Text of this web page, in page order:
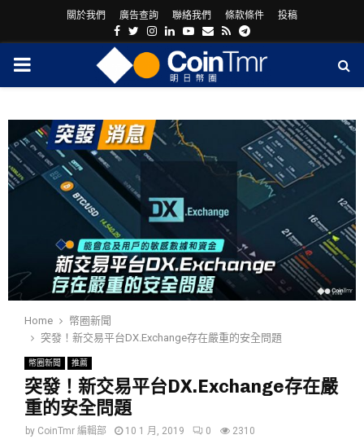
關於我們 廣告查詢 聯絡我們 條款條件 投稿
Facebook
Twitter
Instagram
LinkedinYoutube
Email
RssTelegram
PRIMARY
Home
幣圈新聞
突發！新交易平台DX.Exchange存在嚴重的安全問題
幣圈新聞 推薦
突發！新交易平台DX.Exchange存在嚴
重的安全問題
by CoinTmr 編輯部 10 1 月, 2019 0 2310